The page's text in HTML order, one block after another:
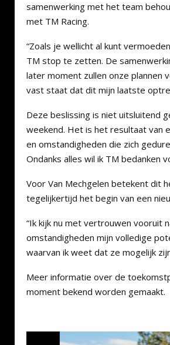
samenwerking met het team
met TM Racing.
“Zoals je wellicht al kunt
TM stop te zetten. De
later moment zullen onze plannen
vast staat dat dit mijn laatste
Deze beslissing is niet uitsluitend
weekend. Het is het resultaat van
en omstandigheden die zich
Ondanks alles wil ik TM bedanken
Voor Van Mechgelen betekent dit
tegelijkertijd het begin van een
“Ik kijk nu met vertrouwen vooruit
omstandigheden mijn volledige
waarvan ik weet dat ze mogelijk
Meer informatie over de
moment bekend worden gemaakt.